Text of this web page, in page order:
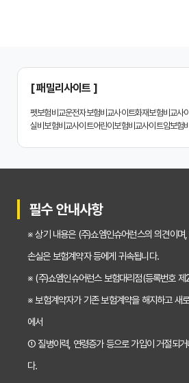
치아보험 비교사이트 똑똑하게 활용
[ 패밀리사이트 ]
펫보험비교운전자보험비교사이트화재보험비교사
실비보험비교사이트어린이보험비교사이트암보험
필수 안내사항
※ 상기 내용은 (주)쇼엠인슈어런스의 의견이며
손실은 보험계약자 등에게 귀속됩니다.
※ (주)쇼엠인슈어런스 보험대리점(등록번호
※ 보험계약자가 기존 보험계약을 해지하고 새
에서
① 질병이력, 연령증가 등으로 가입이 거절되
다.